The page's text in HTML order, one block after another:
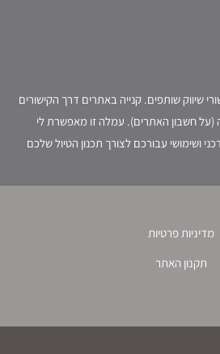
שיווק שותפים. קנייה באתרים דרך הקישורים
(על חשבון האתרים). עמלה זו מאפשרת לי
ושימושי עבורכם לצורך תכנון הטיול שלכם
מדיניות פרטיות
תקנון האתר